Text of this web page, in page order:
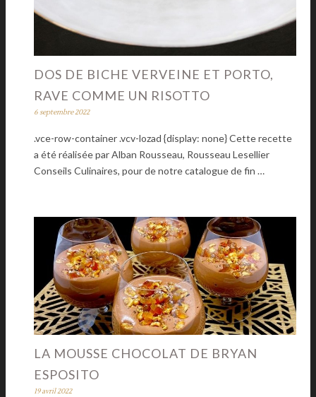
DOS DE BICHE VERVEINE ET PORTO,
RAVE COMME UN RISOTTO
6 septembre 2022
.vce-row-container .vcv-lozad {display: none} Cette recette
a été réalisée par Alban Rousseau, Rousseau Lesellier
Conseils Culinaires, pour de notre catalogue de fin …
LA MOUSSE CHOCOLAT DE BRYAN
ESPOSITO
19 avril 2022